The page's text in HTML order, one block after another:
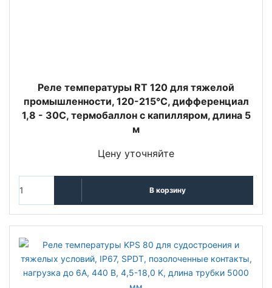
Реле температуры RT 120 для тяжелой
промышленности, 120-215°С, дифференциал
1,8 - 30С, термобаллон с капилляром, длина 5
м
Цену уточняйте
В корзину